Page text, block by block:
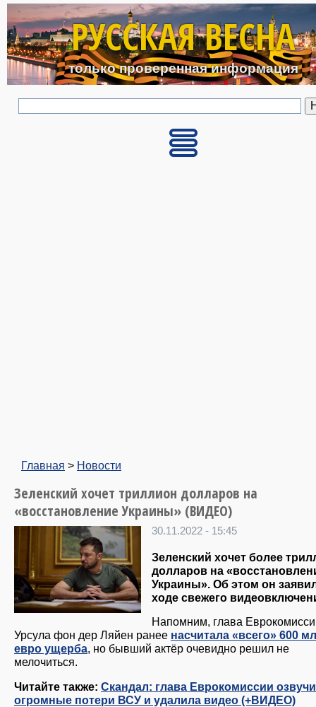
Перейти к основному
РУССКАЯ ВЕСНА
только проверенная информация
Главная > Новости
Зеленский хочет триллион долларов на
«восстановление Украины» (ВИДЕО)
30.11.2022 - 15:45
Зеленский хочет более
долларов на
Украины». Об этом он
ходе свежего
Напомним, глава
Урсула фон дер Ляйен ранее насчитала «всего» 600
евро ущерба, но бывший актёр очевидно решил не
мелочиться.
Читайте также: Скандал: глава Еврокомиссии
огромные потери ВСУ и удалила видео (+ВИДЕО)